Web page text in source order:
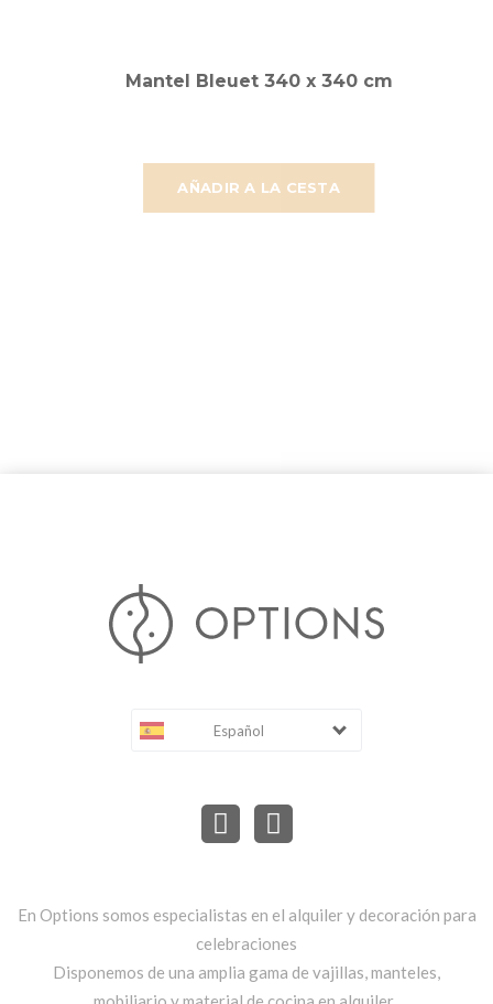
AÑADIR A LA CESTA
Mantel Bleuet 340 x 340 cm
Español
En Options somos especialistas en el alquiler y decoración para
celebraciones
Disponemos de una amplia gama de vajillas, manteles,